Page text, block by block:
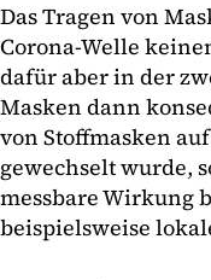
Das Tragen von
Corona-Welle
dafür aber in der
Masken dann
von Stoffmasken
gewechselt wurde,
messbare Wirkung
beispielsweise